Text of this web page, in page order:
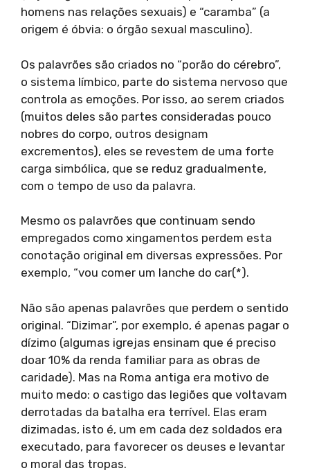
homens nas relações sexuais) e “caramba” (a
origem é óbvia: o órgão sexual masculino).
Os palavrões são criados no “porão do cérebro”,
o sistema límbico, parte do sistema nervoso que
controla as emoções. Por isso, ao serem criados
(muitos deles são partes consideradas pouco
nobres do corpo, outros designam
excrementos), eles se revestem de uma forte
carga simbólica, que se reduz gradualmente,
com o tempo de uso da palavra.
Mesmo os palavrões que continuam sendo
empregados como xingamentos perdem esta
conotação original em diversas expressões. Por
exemplo, “vou comer um lanche do car(*).
Não são apenas palavrões que perdem o sentido
original. “Dizimar”, por exemplo, é apenas pagar o
dízimo (algumas igrejas ensinam que é preciso
doar 10% da renda familiar para as obras de
caridade). Mas na Roma antiga era motivo de
muito medo: o castigo das legiões que voltavam
derrotadas da batalha era terrível. Elas eram
dizimadas, isto é, um em cada dez soldados era
executado, para favorecer os deuses e levantar
o moral das tropas.